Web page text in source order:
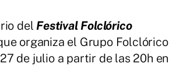
del Festival Folclórico
organiza el Grupo Folclórico
de julio a partir de las 20h en